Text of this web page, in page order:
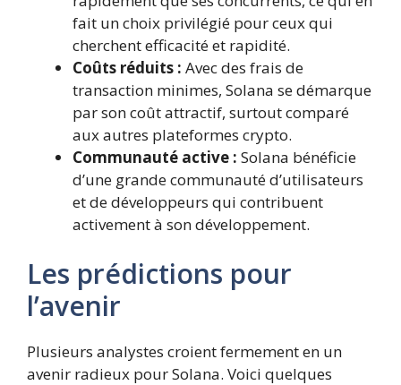
fait un choix privilégié pour ceux qui
cherchent efficacité et rapidité.
Coûts réduits : Avec des frais de
transaction minimes, Solana se démarque
par son coût attractif, surtout comparé
aux autres plateformes crypto.
Communauté active : Solana bénéficie
d’une grande communauté d’utilisateurs
et de développeurs qui contribuent
activement à son développement.
Les prédictions pour
l’avenir
Plusieurs analystes croient fermement en un
avenir radieux pour Solana. Voici quelques